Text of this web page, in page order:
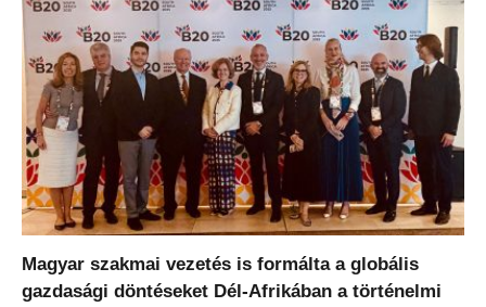
Magyar szakmai vezetés is formálta a globális
gazdasági döntéseket Dél-Afrikában a történelmi